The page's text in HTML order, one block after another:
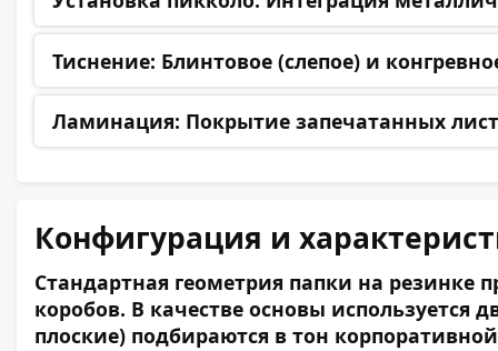
Тиснение: Блинтовое (слепое) и
Ламинация: Покрытие запечатанных
Конфигурация и
Стандартная геометрия папки на резинке
коробов. В качестве основы
плоские) подбираются в тон